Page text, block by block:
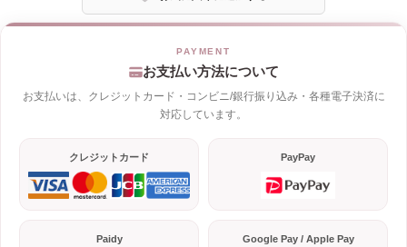
お支払い方法について
お支払いは、クレジットカード・コンビニ/銀行振り込み・各種電子決済に
対応しています。
クレジットカード PayPay
Paidy Google Pay / Apple Pay